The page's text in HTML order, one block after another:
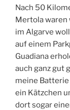
Nach 50
Mertola waren
im Algarve
auf einem
Guadiana
auch ganz gut
meine
ein Kätzchen
dort sogar